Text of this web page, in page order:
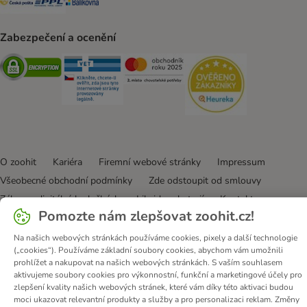
Zabezpečení a ocenění
Security Security Security
O zoohit Kariéra Firemní webové stránky
Impressum
Všeobecné obchodní podmínky
Zde odstoupit od smlouvy
Zákon o digitálních službách
Likvidace baterií
Kontakt
Poštovné a dodací termín
Způsoby platby
Partnerský program
Ochrana osobních údajů
Ochrana osobních údajů
Prohlášení o přístupnosti
© zooplus SE 2026
Pomozte nám zlepšovat zoohit.cz!
Na našich webových stránkách používáme cookies, pixely a další technologie
(„cookies“). Používáme základní soubory cookies, abychom vám umožnili
prohlížet a nakupovat na našich webových stránkách. S vaším souhlasem
aktivujeme soubory cookies pro výkonnostní, funkční a marketingové účely pro
zlepšení kvality našich webových stránek, které vám díky této aktivaci budou
moci ukazovat relevantní produkty a služby a pro personalizaci reklam. Změny